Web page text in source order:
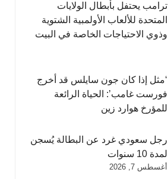
ترامب يحتفل بأبطال الولايات
المتحدة للألعاب الأولمبية الشتوية
وذوي الاحتياجات الخاصة في البيت
‘مثل إذا كان جون سايلس قد أخرج
فورست غامب’: الحياة الرائعة
للمؤرخ هوارد زين
رجل سعودي غرد عن البطالة يُسجن
لمدة 10 سنوات
أغسطس 7, 2026